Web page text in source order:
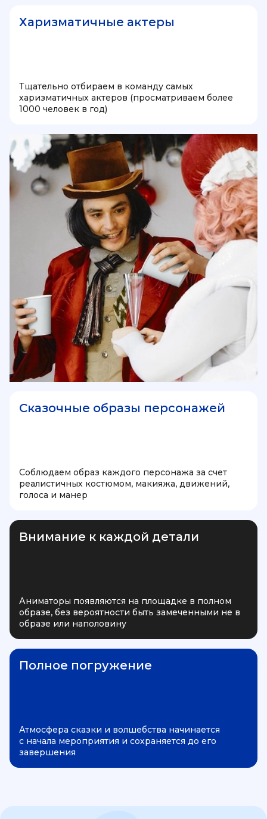
Харизматичные актеры
Тщательно отбираем в команду самых
харизматичных актеров (просматриваем более
1000 человек в год)
Сказочные образы персонажей
Соблюдаем образ каждого персонажа за счет
реалистичных костюмом, макияжа, движений,
голоса и манер
Внимание к каждой детали
Аниматоры появляются на площадке в полном
образе, без вероятности быть замеченными не в
образе или наполовину
Полное погружение
Атмосфера сказки и волшебства начинается
с начала мероприятия и сохраняется до его
завершения